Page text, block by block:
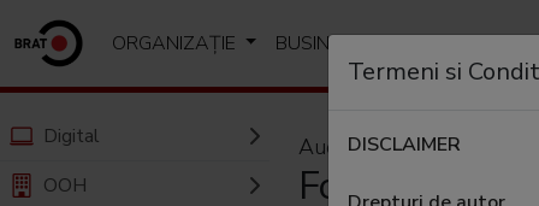
ORGANIZAȚIE BUSINESS ANALIZE SI
Digital
OOH
Audiență
Foreign Policy
Termeni si
DISCLAIMER